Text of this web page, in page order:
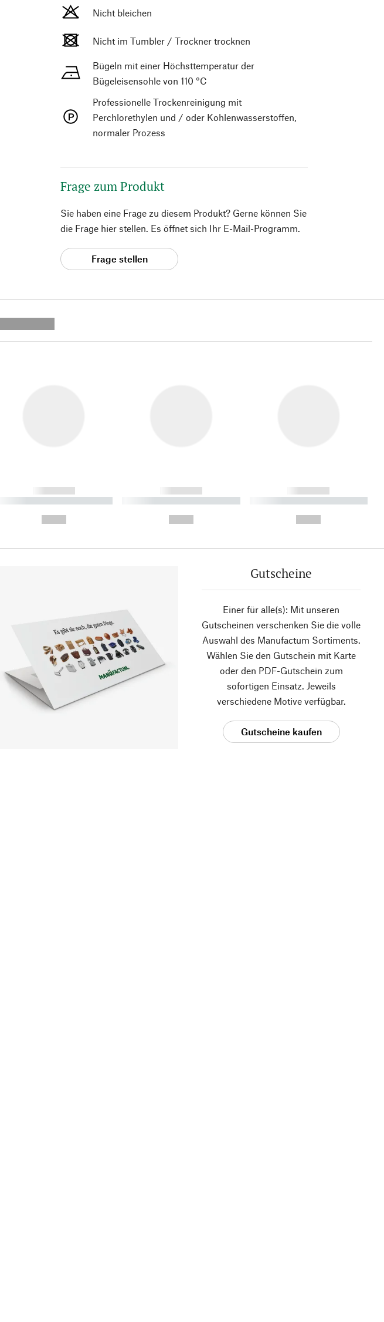
Nicht bleichen
Nicht im Tumbler / Trockner trocknen
Bügeln mit einer Höchsttemperatur der
Bügeleisensohle von 110 °C
Professionelle Trockenreinigung mit
Perchlorethylen und / oder Kohlenwasserstoffen,
normaler Prozess
Frage zum Produkt
Sie haben eine Frage zu diesem Produkt? Gerne können Sie
die Frage hier stellen. Es öffnet sich Ihr E-Mail-Programm.
Frage stellen
------------
----------- ----------- ----------
------------
----------- ----------- ----------
------------
----------- ----------- ----------
Gutscheine
Einer für alle(s): Mit unseren
Gutscheinen verschenken Sie die volle
Auswahl des Manufactum Sortiments.
Wählen Sie den Gutschein mit Karte
oder den PDF-Gutschein zum
sofortigen Einsatz. Jeweils
verschiedene Motive verfügbar.
Gutscheine kaufen